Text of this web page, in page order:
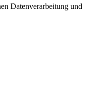
Datenverarbeitung und